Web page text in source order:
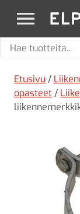
elpac.fi
Hae
Etusivu /
opasteet /